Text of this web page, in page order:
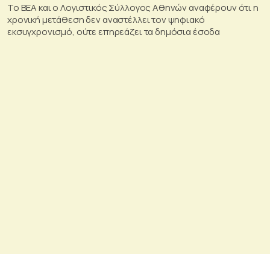
To BEA και ο Λογιστικός Σύλλογος Αθηνών αναφέρουν ότι η
χρονική μετάθεση δεν αναστέλλει τον ψηφιακό
εκσυγχρονισμό, ούτε επηρεάζει τα δημόσια έσοδα